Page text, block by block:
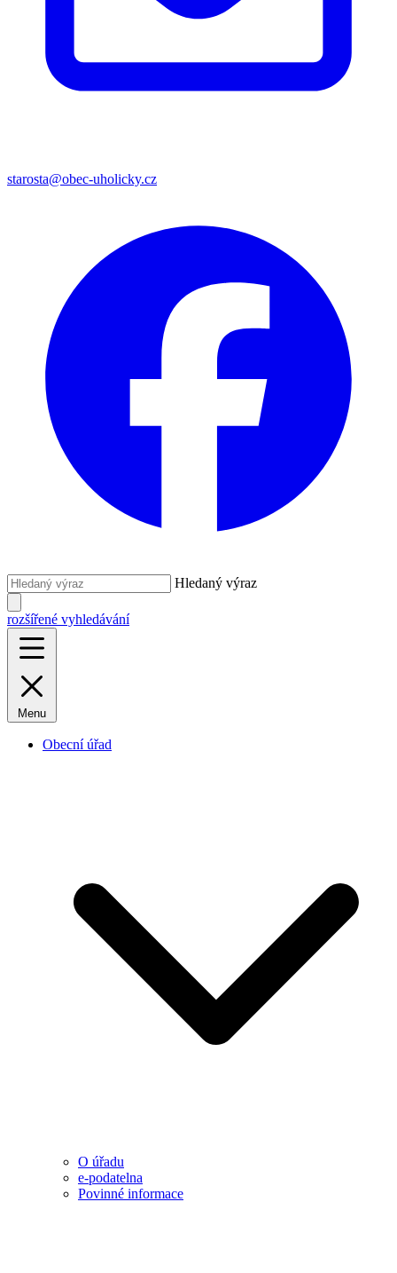
starosta@obec-uholicky.cz
Hledaný výraz
rozšířené vyhledávání
Menu
Obecní úřad
O úřadu
e-podatelna
Povinné informace